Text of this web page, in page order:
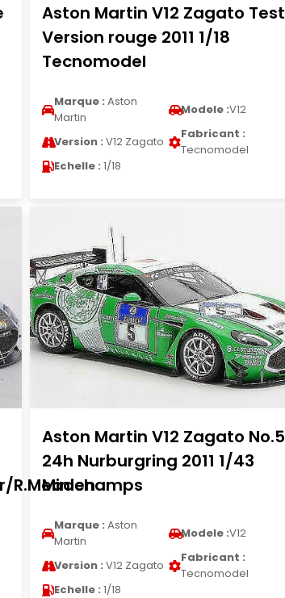
Aston Martin V12 Zagato Test
Version rouge 2011 1/18
Tecnomodel
Marque : Aston
Martin
Modele :V12
Version : V12 Zagato
Fabricant :
Tecnomodel
Echelle : 1/18
R.Meaden
Aston Martin V12 Zagato No.5
24h Nurburgring 2011 1/43
Minichamps
Marque : Aston
Martin
Modele :V12
Version : V12 Zagato
Fabricant :
Tecnomodel
Echelle : 1/18